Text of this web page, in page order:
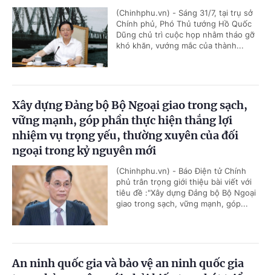
(Chinhphu.vn) - Sáng 31/7, tại trụ sở
Chính phủ, Phó Thủ tướng Hồ Quốc
Dũng chủ trì cuộc họp nhằm tháo gỡ
khó khăn, vướng mắc của thành...
Xây dựng Đảng bộ Bộ Ngoại giao trong sạch,
vững mạnh, góp phần thực hiện thắng lợi
nhiệm vụ trọng yếu, thường xuyên của đối
ngoại trong kỷ nguyên mới
(Chinhphu.vn) - Báo Điện tử Chính
phủ trân trọng giới thiệu bài viết với
tiêu đề :"Xây dựng Đảng bộ Bộ Ngoại
giao trong sạch, vững mạnh, góp...
An ninh quốc gia và bảo vệ an ninh quốc gia